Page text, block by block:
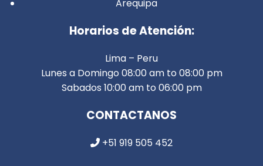
Arequipa
Horarios de Atención:
Lima – Peru
Lunes a Domingo 08:00 am to 08:00 pm
Sabados 10:00 am to 06:00 pm
CONTACTANOS
+51 919 505 452